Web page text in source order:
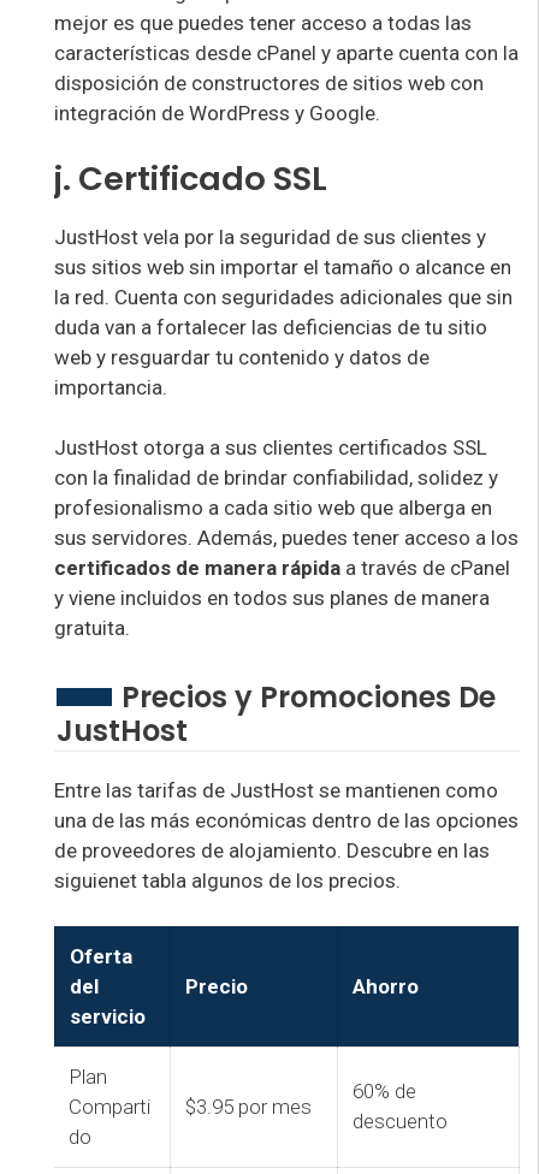
mejor es que puedes tener acceso a todas las
características desde cPanel y aparte cuenta con la
disposición de constructores de sitios web con
integración de WordPress y Google.
j. Certificado SSL
JustHost vela por la seguridad de sus clientes y
sus sitios web sin importar el tamaño o alcance en
la red. Cuenta con seguridades adicionales que sin
duda van a fortalecer las deficiencias de tu sitio
web y resguardar tu contenido y datos de
importancia.
JustHost otorga a sus clientes certificados SSL
con la finalidad de brindar confiabilidad, solidez y
profesionalismo a cada sitio web que alberga en
sus servidores. Además, puedes tener acceso a los
certificados de manera rápida a través de cPanel
y viene incluidos en todos sus planes de manera
gratuita.
Precios y Promociones De
JustHost
Entre las tarifas de JustHost se mantienen como
una de las más económicas dentro de las opciones
de proveedores de alojamiento. Descubre en las
siguienet tabla algunos de los precios.
Oferta
del
servicio
Precio Ahorro
Plan
Comparti
do
$3.95 por mes
60% de
descuento